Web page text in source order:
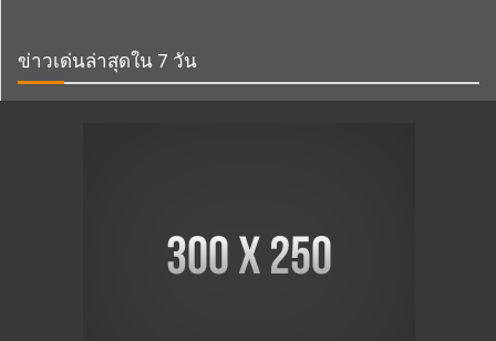
ข่าวเด่นล่าสุดใน 7 วัน